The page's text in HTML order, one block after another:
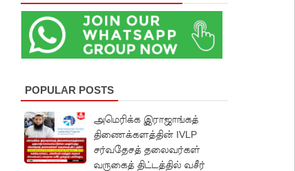
POPULAR POSTS
அமெரிக்க இராஜாங்கத்
திணைக்களத்தின் IVLP
சர்வதேசத் தலைவர்கள்
வருகைத் திட்டத்தில் வசீர்